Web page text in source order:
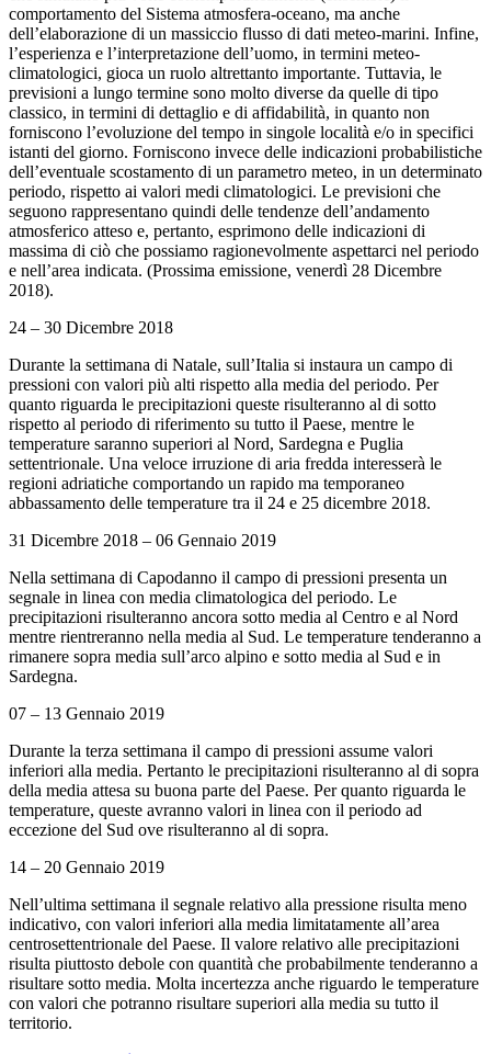
comportamento del Sistema atmosfera-oceano, ma anche
dell’elaborazione di un massiccio flusso di dati meteo-marini. Infine,
l’esperienza e l’interpretazione dell’uomo, in termini meteo-
climatologici, gioca un ruolo altrettanto importante. Tuttavia, le
previsioni a lungo termine sono molto diverse da quelle di tipo
classico, in termini di dettaglio e di affidabilità, in quanto non
forniscono l’evoluzione del tempo in singole località e/o in specifici
istanti del giorno. Forniscono invece delle indicazioni probabilistiche
dell’eventuale scostamento di un parametro meteo, in un determinato
periodo, rispetto ai valori medi climatologici. Le previsioni che
seguono rappresentano quindi delle tendenze dell’andamento
atmosferico atteso e, pertanto, esprimono delle indicazioni di
massima di ciò che possiamo ragionevolmente aspettarci nel periodo
e nell’area indicata. (Prossima emissione, venerdì 28 Dicembre
2018).
24 – 30 Dicembre 2018
Durante la settimana di Natale, sull’Italia si instaura un campo di
pressioni con valori più alti rispetto alla media del periodo. Per
quanto riguarda le precipitazioni queste risulteranno al di sotto
rispetto al periodo di riferimento su tutto il Paese, mentre le
temperature saranno superiori al Nord, Sardegna e Puglia
settentrionale. Una veloce irruzione di aria fredda interesserà le
regioni adriatiche comportando un rapido ma temporaneo
abbassamento delle temperature tra il 24 e 25 dicembre 2018.
31 Dicembre 2018 – 06 Gennaio 2019
Nella settimana di Capodanno il campo di pressioni presenta un
segnale in linea con media climatologica del periodo. Le
precipitazioni risulteranno ancora sotto media al Centro e al Nord
mentre rientreranno nella media al Sud. Le temperature tenderanno a
rimanere sopra media sull’arco alpino e sotto media al Sud e in
Sardegna.
07 – 13 Gennaio 2019
Durante la terza settimana il campo di pressioni assume valori
inferiori alla media. Pertanto le precipitazioni risulteranno al di sopra
della media attesa su buona parte del Paese. Per quanto riguarda le
temperature, queste avranno valori in linea con il periodo ad
eccezione del Sud ove risulteranno al di sopra.
14 – 20 Gennaio 2019
Nell’ultima settimana il segnale relativo alla pressione risulta meno
indicativo, con valori inferiori alla media limitatamente all’area
centrosettentrionale del Paese. Il valore relativo alle precipitazioni
risulta piuttosto debole con quantità che probabilmente tenderanno a
risultare sotto media. Molta incertezza anche riguardo le temperature
con valori che potranno risultare superiori alla media su tutto il
territorio.